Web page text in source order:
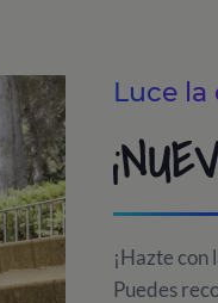
Luce la
¡Hazte con
Puedes